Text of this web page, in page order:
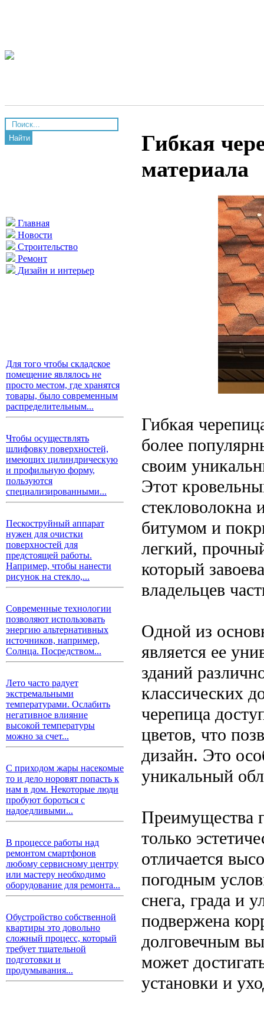
Найти
Главная
Новости
Строительство
Ремонт
Дизайн и интерьер
Для того чтобы складское
помещение являлось не
просто местом, где хранятся
товары, было современным
распределительным...
Чтобы осуществлять
шлифовку поверхностей,
имеющих цилиндрическую
и профильную форму,
пользуются
специализированными...
Пескоструйный аппарат
нужен для очистки
поверхностей для
предстоящей работы.
Например, чтобы нанести
рисунок на стекло,...
Современные технологии
позволяют использовать
энергию альтернативных
источников, например,
Солнца. Посредством...
Лето часто радует
экстремальными
температурами. Ослабить
негативное влияние
высокой температуры
можно за счет...
С приходом жары насекомые
то и дело норовят попасть к
нам в дом. Некоторые люди
пробуют бороться с
надоедливыми...
В процессе работы над
ремонтом смартфонов
любому сервисному центру
или мастеру необходимо
оборудование для ремонта...
Обустройство собственной
квартиры это довольно
сложный процесс, который
требует тщательной
подготовки и
продумывания...
Гибкая
материала
Гибкая
более
своим
Этот
стекловолокна
битумом и
легкий,
который
владельцев
Одной из
является ее
зданий
классических
черепица
цветов, что
дизайн. Это
уникальный
Преимущества
только
отличается
погодным
снега, града и
подвержена
долговечным
может
установки и